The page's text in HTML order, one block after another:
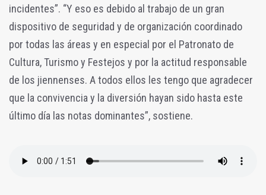
incidentes”. “Y eso es debido al trabajo de un gran
dispositivo de seguridad y de organización coordinado
por todas las áreas y en especial por el Patronato de
Cultura, Turismo y Festejos y por la actitud responsable
de los jiennenses. A todos ellos les tengo que agradecer
que la convivencia y la diversión hayan sido hasta este
último día las notas dominantes”, sostiene.